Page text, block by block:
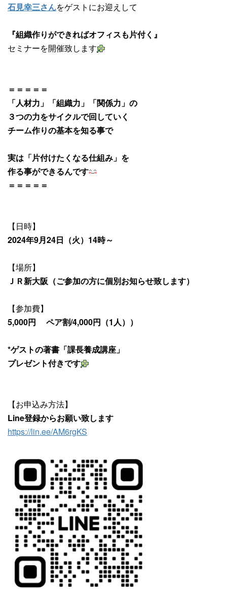
石見幸三さんをゲストにお迎えして
『組織作りができればオフィスも片付く』
セミナーを開催致します
＝＝＝＝＝
「人材力」「組織力」「関係力」の
３つの力をサイクルで回していく
チーム作りの基本を知る事で
実は「片付けたくなる仕組み」を
作る事ができるんです
＝＝＝＝＝
【日時】
2024年9月24日（火）14時～
【場所】
ＪＲ新大阪（ご参加の方に個別お知らせ致します）
【参加費】
5,000円 ペア割/4,000円（1人））
*ゲストの著書「課長養成講座」
プレゼント付きです
【お申込み方法】
Line登録からお願い致します
https://lin.ee/AM6rgKS